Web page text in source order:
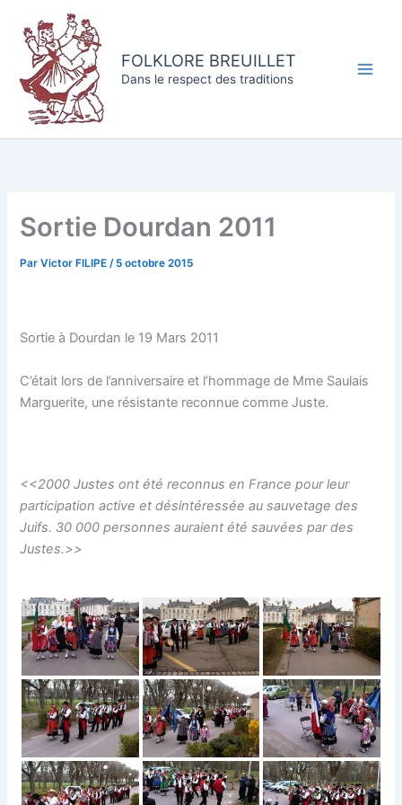
contenu
FOLKLORE BREUILLET
Dans le respect des traditions
Sortie Dourdan 2011
ParVictor FILIPE/ 5 octobre 2015
Sortie à Dourdan le 19 Mars 2011
C’était lors de l’anniversaire et l’hommage de Mme Saulais
Marguerite, une résistante reconnue comme Juste.
<<2000 Justes ont été reconnus en France pour leur
participation active et désintéressée au sauvetage des
Juifs. 30 000 personnes auraient été sauvées par des
Justes.>>